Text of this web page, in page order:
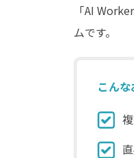
「AI
ムです。
こん